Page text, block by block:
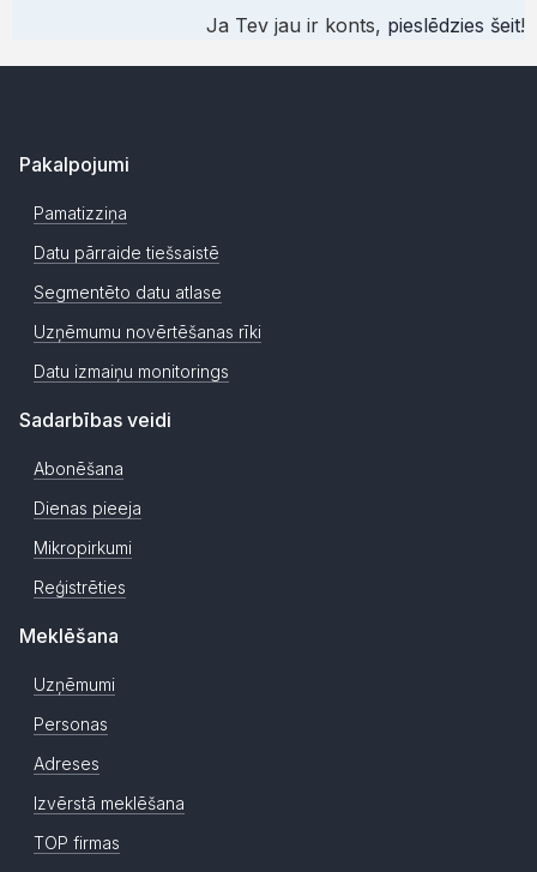
Ja Tev jau ir konts, pieslēdzies šeit!
Pakalpojumi
Pamatizziņa
Datu pārraide tiešsaistē
Segmentēto datu atlase
Uzņēmumu novērtēšanas rīki
Datu izmaiņu monitorings
Sadarbības veidi
Abonēšana
Dienas pieeja
Mikropirkumi
Reģistrēties
Meklēšana
Uzņēmumi
Personas
Adreses
Izvērstā meklēšana
TOP firmas